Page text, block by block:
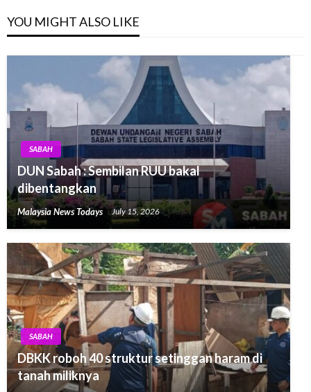
YOU MIGHT ALSO LIKE
SABAH
DUN Sabah : Sembilan RUU bakal
dibentangkan
Malaysia News Todays July 15, 2026
SABAH
DBKK roboh 40 struktur setinggan haram di
tanah miliknya